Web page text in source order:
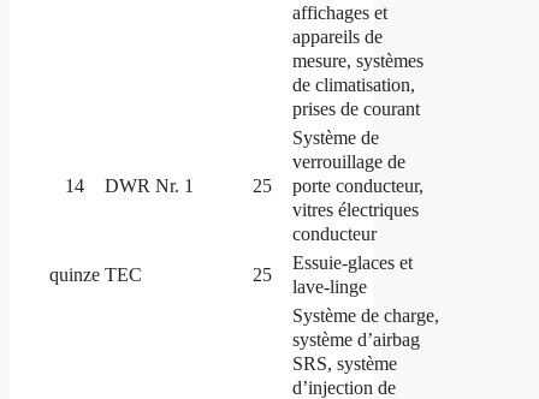
affichages et
appareils de
mesure, systèmes
de climatisation,
prises de courant
14 DWR Nr. 1 25
Système de
verrouillage de
porte conducteur,
vitres électriques
conducteur
quinze TEC 25
Essuie-glaces et
lave-linge
Système de charge,
système d’airbag
SRS, système
d’injection de